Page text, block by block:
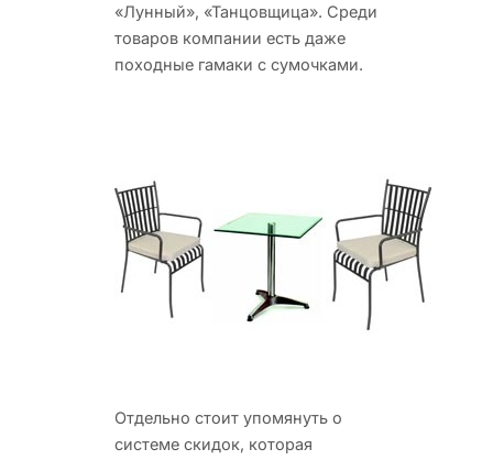
«Лунный», «Танцовщица». Среди
товаров компании есть даже
походные гамаки с сумочками.
Отдельно стоит упомянуть о
системе скидок, которая